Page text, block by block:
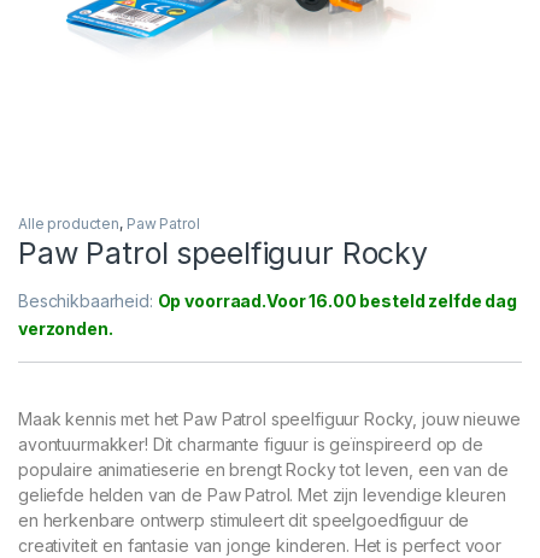
Alle producten, Paw Patrol
Paw Patrol speelfiguur Rocky
Beschikbaarheid: Op voorraad
Maak kennis met het Paw Patrol speelfiguur Rocky, jouw nieuwe
avontuurmakker! Dit charmante figuur is geïnspireerd op de
populaire animatieserie en brengt Rocky tot leven, een van de
geliefde helden van de Paw Patrol. Met zijn levendige kleuren
en herkenbare ontwerp stimuleert dit speelgoedfiguur de
creativiteit en fantasie van jonge kinderen. Het is perfect voor